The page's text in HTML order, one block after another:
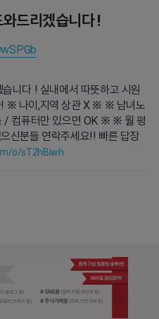
드리겠습니다 !
니다 ! 실내에서 따뜻하고 시원
! ※ 나이,지역 상관 X ※ ※ 남녀노
컴퓨터만 있으면 OK ※ ※ 월 평
신분들 연락주세요!! 빠른 답장
o/sT2hBiwh